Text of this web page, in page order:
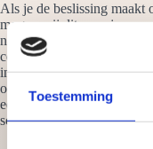
Toestemming
Als je de beslissing maakt
mogen wij dit voor je
naar. Wij verzorgen alles
cocktails jouw festival
intiem feestje thuis, tot
ook staan: het wordt een
een cocktailbar te huren in
scherp voorstel op maat!